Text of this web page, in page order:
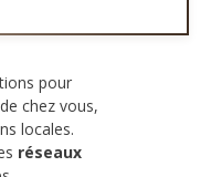
pour
chez vous,
locales.
réseaux